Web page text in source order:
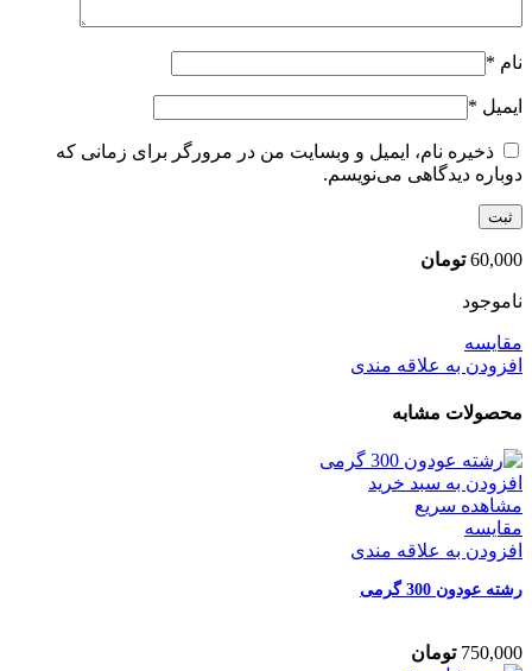
نام *
ایمیل *
ذخیره نام، ایمیل و وبسایت من در مرورگر برای زمانی که
دوباره دیدگاهی می‌نویسم.
60,000 تومان
ناموجود
مقایسه
افزودن به علاقه مندی
محصولات مشابه
افزودن به سبد خرید
مشاهده سریع
مقایسه
افزودن به علاقه مندی
رشته عودون 300 گرمی
750,000 تومان